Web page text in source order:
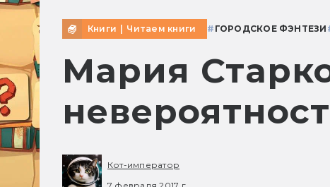
Книги Читаем книги # ГОРОДСКОЕ ФЭНТЕЗИ
Мария
Кот-император
7 февраля 2017 г.